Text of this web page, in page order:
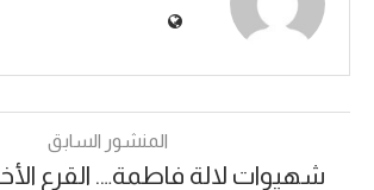
المنشور السابق
شهيوات لالة فاطمة…. القرع